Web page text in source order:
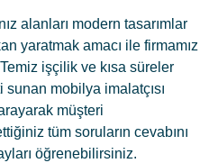
alanları modern tasarımlar
yaratmak amacı ile firmamız
işçilik ve kısa süreler
sunan mobilya imalatçısı
arayarak müşteri
tüm soruların cevabını
öğrenebilirsiniz.